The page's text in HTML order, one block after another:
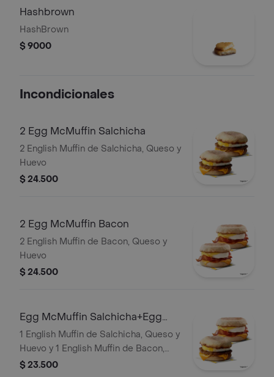
Hashbrown
HashBrown
$ 9000
Incondicionales
2 Egg McMuffin Salchicha
2 English Muffin de Salchicha, Queso y
Huevo
$ 24.500
2 Egg McMuffin Bacon
2 English Muffin de Bacon, Queso y
Huevo
$ 24.500
Egg McMuffin Salchicha+Egg
McMuffin Bacon
1 English Muffin de Salchicha, Queso y
Huevo y 1 English Muffin de Bacon,
Queso y Huevo
$ 23.500